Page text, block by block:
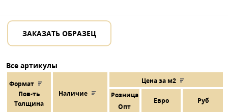
ЗАКАЗАТЬ ОБРАЗЕЦ
Все артикулы
Формат
Пов-ть
Толщина
Наличие
Цена за м2
Розница
Евро Руб
Опт